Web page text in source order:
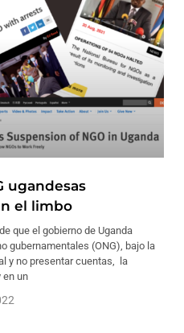
ugandesas
el limbo
que el gobierno de Uganda
gubernamentales (ONG), bajo la
y no presentar cuentas, la
en un